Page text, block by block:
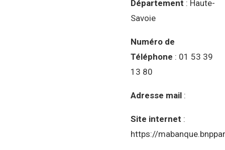
Département : Haute-
Savoie
Numéro de
Téléphone : 01 53 39
13 80
Adresse mail :
Site internet :
https://